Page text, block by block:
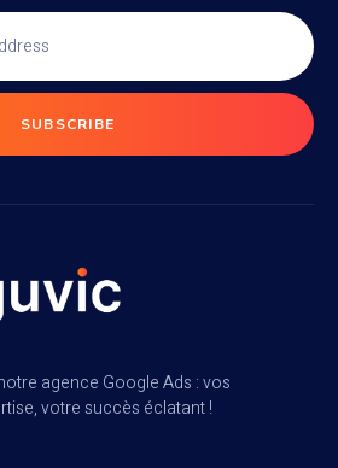
SUBSCRIBE
agence Google Ads : vos
votre succès éclatant !